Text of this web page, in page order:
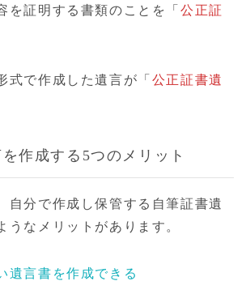
を証明する書類のことを「 公正証
式で作成した遺言が「 公正証書遺
作成する5つのメリット
自分で作成し保管する自筆証書遺
うなメリットがあります。
遺言書を作成できる